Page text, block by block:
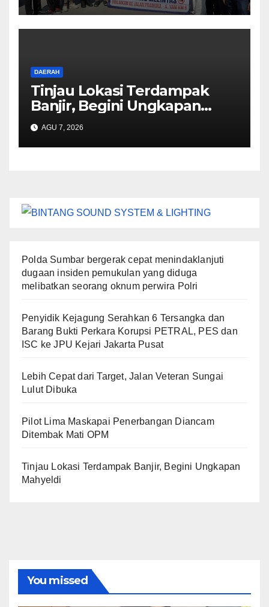
DAERAH
Tinjau Lokasi Terdampak
Banjir, Begini Ungkapan
Mahyeldi
AGU 7, 2026
Polda Sumbar bergerak cepat menindaklanjuti
dugaan insiden pemukulan yang diduga
melibatkan seorang oknum perwira Polri
Penyidik Kejagung Serahkan 6 Tersangka dan
Barang Bukti Perkara Korupsi PETRAL, PES dan
ISC ke JPU Kejari Jakarta Pusat
Lebih Cepat dari Target, Jalan Veteran Sungai
Lulut Dibuka
Pilot Lima Maskapai Penerbangan Diancam
Ditembak Mati OPM
Tinjau Lokasi Terdampak Banjir, Begini Ungkapan
Mahyeldi
You missed